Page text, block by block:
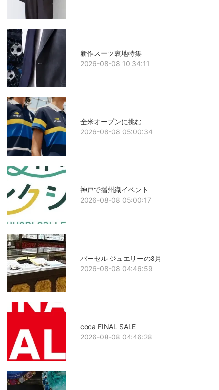
新作スーツ裏地特集
2026-08-08 10:34:11
全米オープンに挑む
2026-08-08 05:00:34
神戸で播州織イベント
2026-08-08 05:00:17
パーセル ジュエリーの8月
2026-08-08 04:46:59
coca FINAL SALE
2026-08-08 04:46:28